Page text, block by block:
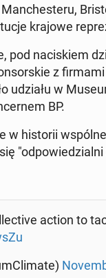
krajowe
pod na­ci­skiem
z
w
BP.
w hi­sto­rii
action to